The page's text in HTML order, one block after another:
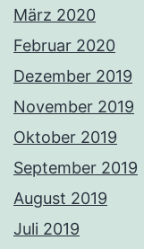
März 2020
Februar 2020
Dezember 2019
November 2019
Oktober 2019
September 2019
August 2019
Juli 2019